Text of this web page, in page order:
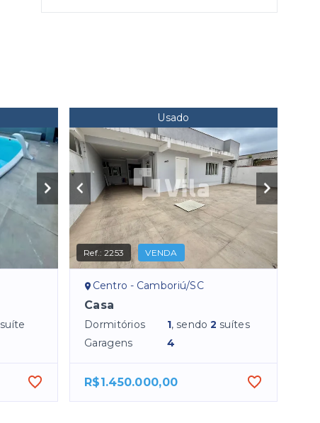
suíte
Usado
Ref.:2253 VENDA
Centro - Camboriú/SC
Casa
Dormitórios 1, sendo2 suítes
Garagens
4
R$1.450.000,00